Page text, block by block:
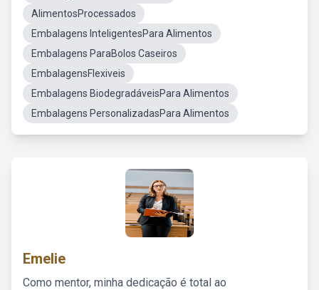
AlimentosProcessados
Embalagens InteligentesPara Alimentos
Embalagens ParaBolos Caseiros
EmbalagensFlexiveis
Embalagens BiodegradáveisPara Alimentos
Embalagens PersonalizadasPara Alimentos
Emelie
Como mentor, minha dedicação é total ao